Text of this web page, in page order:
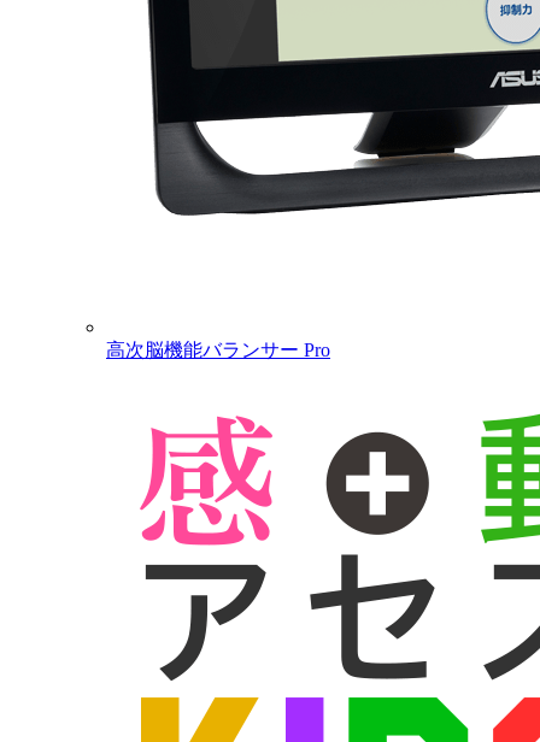
高次脳機能バランサー Pro